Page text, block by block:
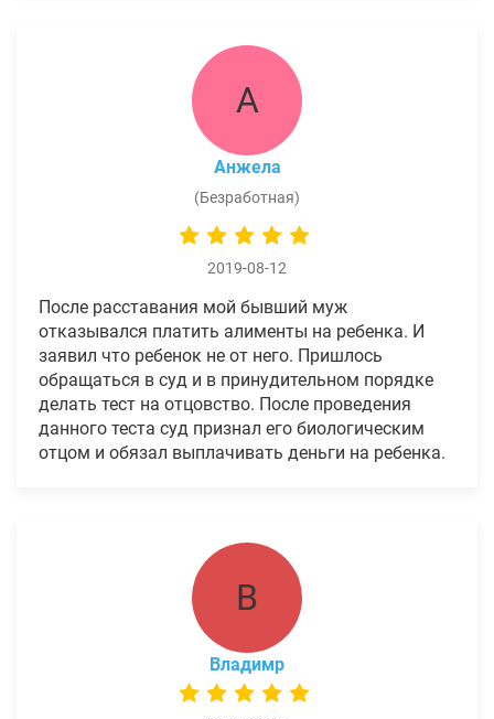
А
Анжела
(Безработная)
2019-08-12
После расставания мой бывший муж
отказывался платить алименты на ребенка. И
заявил что ребенок не от него. Пришлось
обращаться в суд и в принудительном порядке
делать тест на отцовство. После проведения
данного теста суд признал его биологическим
отцом и обязал выплачивать деньги на ребенка.
В
Владимр